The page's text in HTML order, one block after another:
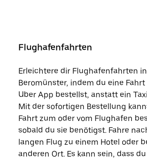
Flughafenfahrten
Erleichtere dir Flughafenfahrten in
Beromünster, indem du eine
Uber App bestellst, anstatt ein
Mit der sofortigen Bestellung
Fahrt zum oder vom Flughafen
sobald du sie benötigst. Fahre
langen Flug zu einem Hotel oder
anderen Ort. Es kann sein, dass